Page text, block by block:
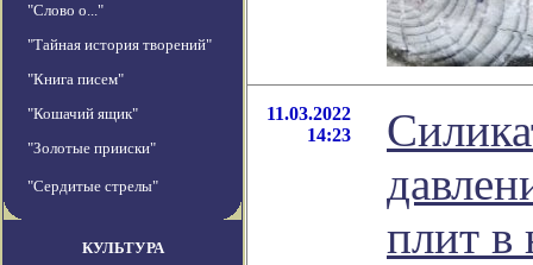
"Слово о..."
"Тайная история творений"
"Книга писем"
"Кошачий ящик"
"Золотые прииски"
"Сердитые стрелы"
КУЛЬТУРА
11.03.2022
14:23
плит в